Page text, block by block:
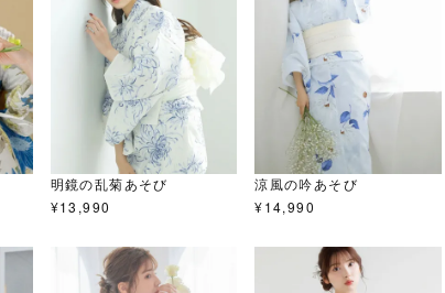
明鏡の乱菊あそび
¥13,990
涼風の吟あそび
¥14,990